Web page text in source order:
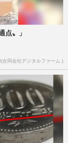
点〟」
合同会社デジタルファーム )